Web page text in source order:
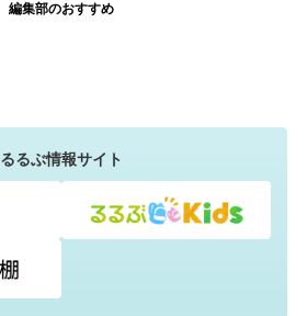
編集部のおすすめ
るるぶ情報サイト